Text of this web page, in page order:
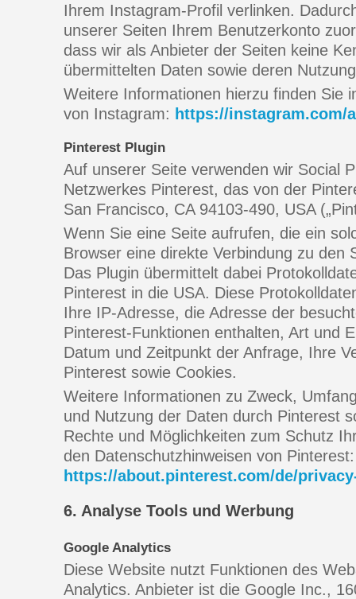
Ihrem Instagram-Profil verlinken.
unserer Seiten Ihrem Benutzerkonto
dass wir als Anbieter der Seiten keine
übermittelten Daten sowie deren
Weitere Informationen hierzu finden Sie
von Instagram: https://instagram.com/
Pinterest Plugin
Auf unserer Seite verwenden wir Social
Netzwerkes Pinterest, das von der
San Francisco, CA 94103-490, USA
Wenn Sie eine Seite aufrufen, die ein
Browser eine direkte Verbindung zu den
Das Plugin übermittelt dabei
Pinterest in die USA. Diese
Ihre IP-Adresse, die Adresse der
Pinterest-Funktionen enthalten, Art und
Datum und Zeitpunkt der Anfrage, Ihre
Pinterest sowie Cookies.
Weitere Informationen zu Zweck,
und Nutzung der Daten durch Pinterest
Rechte und Möglichkeiten zum Schutz
den Datenschutzhinweisen von Pinterest:
https://about.pinterest.com/de/
6. Analyse Tools und Werbung
Google Analytics
Diese Website nutzt Funktionen des
Analytics. Anbieter ist die Google Inc.,